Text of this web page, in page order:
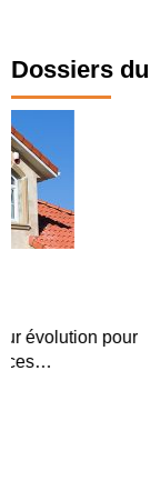
Dossiers
Entre